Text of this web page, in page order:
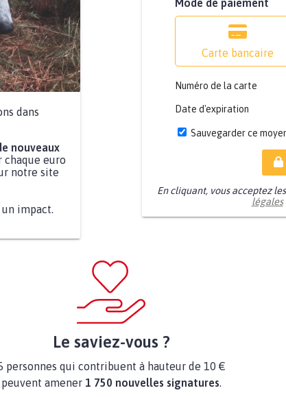
dans
nouveaux
chaque euro
notre site
impact.
Mode de paiement
Carte bancaire
Numéro de la carte
Date d'expiration
Sauvegarder ce
En cliquant, vous acceptez les
légales
Le saviez-vous ?
personnes qui contribuent à hauteur de 10 €
peuvent amener 1 750 nouvelles signatures.